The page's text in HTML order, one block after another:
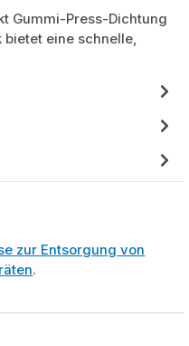
Gummi-Press-Dichtung
bietet eine schnelle,
zur Entsorgung von
.